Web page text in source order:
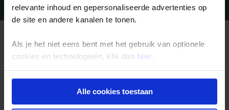
relevante inhoud en gepersonaliseerde advertenties op
de site en andere kanalen te tonen.
Als je het niet eens bent met het gebruik van optionele
cookies en technologieën, klik dan hier .
Je kunt je selectie in de instellingen aanpassen of deze
onder aan de pagina op elk gewenst moment voor de
toekomst wijzigen.Alle cookies toestaan
Vragen?Bel 020-7887700
Waarom Koning Aap?
Bestemmingen
Vacatures
Veelgestelde vragen
Reisverzekeringen
Groepsreizen